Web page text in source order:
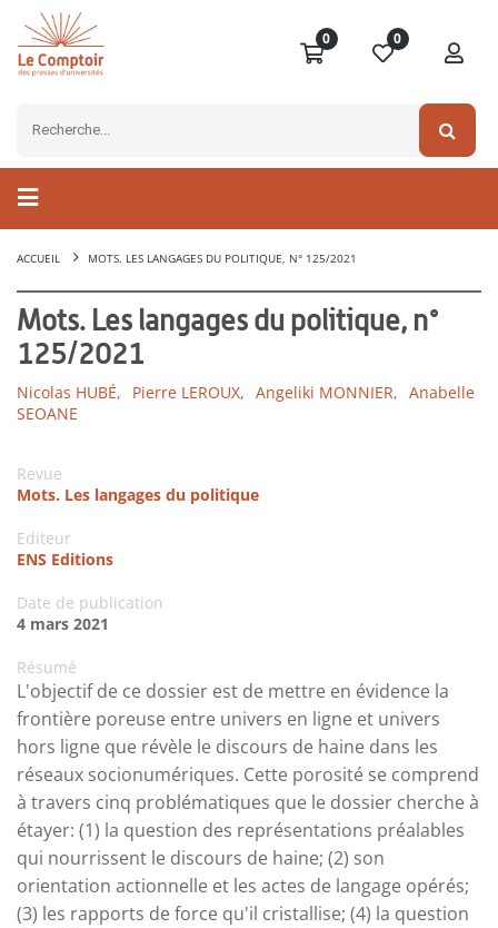
0 0
ACCUEIL MOTS. LES LANGAGES DU POLITIQUE, N° 125/2021
Mots. Les langages du politique, n°
125/2021
Nicolas HUBÉ, Pierre LEROUX, Angeliki MONNIER, Anabelle
SEOANE
Revue
Mots. Les langages du politique
Editeur
ENS Editions
Date de publication
4 mars 2021
Résumé
L'objectif de ce dossier est de mettre en évidence la
frontière poreuse entre univers en ligne et univers
hors ligne que révèle le discours de haine dans les
réseaux socionumériques. Cette porosité se comprend
à travers cinq problématiques que le dossier cherche à
étayer: (1) la question des représentations préalables
qui nourrissent le discours de haine; (2) son
orientation actionnelle et les actes de langage opérés;
(3) les rapports de force qu'il cristallise; (4) la question